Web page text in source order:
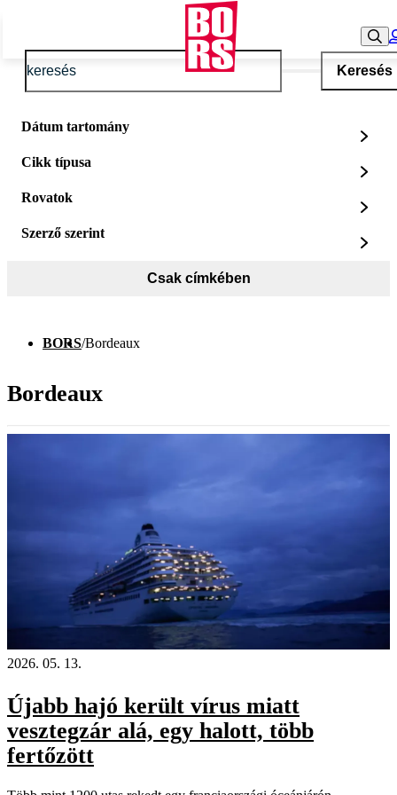
Keresés
Dátum tartomány
Cikk típusa
Rovatok
Szerző szerint
Csak címkében
BORS/Bordeaux
Bordeaux
2026. 05. 13.
Újabb hajó került vírus miatt
vesztegzár alá, egy halott, több
fertőzött